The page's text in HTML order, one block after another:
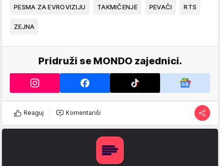
PESMA ZA EVROVIZIJU TAKMIČENJE PEVAČI RTS
ZEJNA
Pridruži se MONDO zajednici.
Reaguj Komentariši